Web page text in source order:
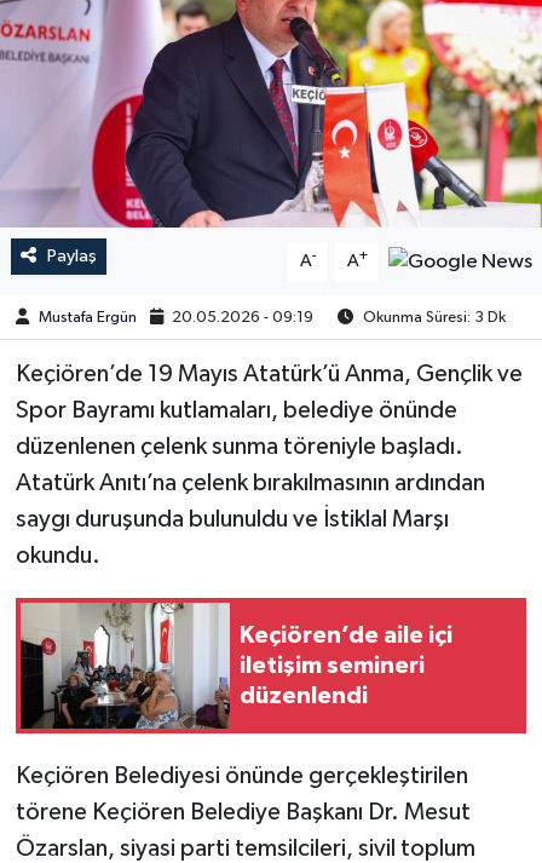
Paylaş A- A+
Mustafa Ergün 20.05.2026 - 09:19 Okunma Süresi: 3 Dk
Keçiören’de 19 Mayıs Atatürk’ü Anma, Gençlik ve
Spor Bayramı kutlamaları, belediye önünde
düzenlenen çelenk sunma töreniyle başladı.
Atatürk Anıtı’na çelenk bırakılmasının ardından
saygı duruşunda bulunuldu ve İstiklal Marşı
okundu.
Keçiören’de aile içi
iletişim semineri
düzenlendi
Keçiören Belediyesi önünde gerçekleştirilen
törene Keçiören Belediye Başkanı Dr. Mesut
Özarslan, siyasi parti temsilcileri, sivil toplum